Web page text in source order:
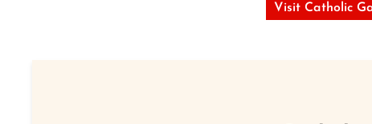
Visit Catholic